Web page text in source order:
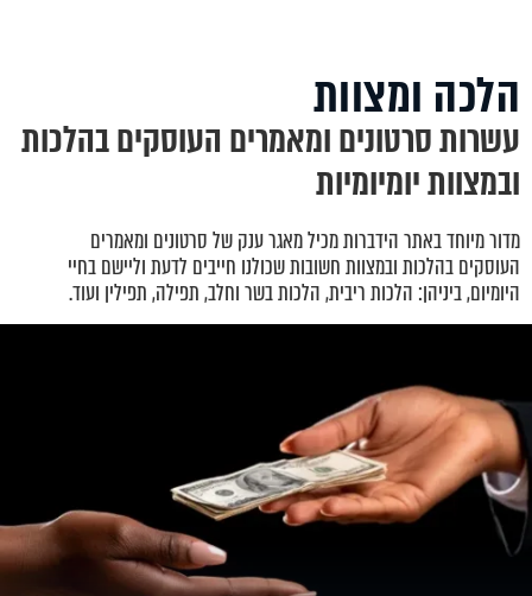
הלכה ומצוות
עשרות סרטונים ומאמרים העוסקים בהלכות
ובמצוות יומיומיות
מדור מיוחד באתר הידברות מכיל מאגר ענק של סרטונים ומאמרים
העוסקים בהלכות ובמצוות חשובות שכולנו חייבים לדעת וליישם בחיי
היומיום, ביניהן: הלכות ריבית, הלכות בשר וחלב, תפילה, תפילין ועוד.